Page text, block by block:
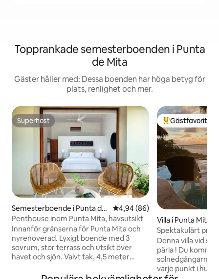
Topprankade semesterboenden i Punta
de Mita
Gäster håller med: Dessa boenden har höga betyg för
plats, renlighet och mer.
Superhost
Superhost
Semesterboende i Punta de
Mita
4,94 av 5 i genomsnittligt
4,94 (86)
Penthouse inom Punta Mita, havsutsikt
Innanför gränserna för Punta Mita och
nyrenoverad. Lyxigt boende med 3
sovrum, stor terrass och utsikt över
havet och sjön. Valvt tak, 4,5 meter
personer och dedikerad concierge med
Populär
Gästfavorit
Villa i Punta Mita
Spektakulärt
Denna villa vid
pärla ! Du
solnedgångarna,
varje punkt i